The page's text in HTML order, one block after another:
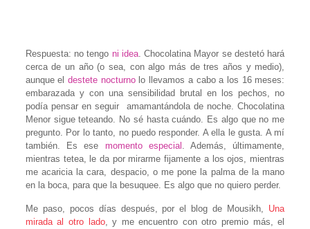
Respuesta: no tengo ni idea. Chocolatina Mayor se destetó hará
cerca de un año (o sea, con algo más de tres años y medio),
aunque eldestete nocturnolo llevamos a cabo a los 16 meses:
embarazada y con una sensibilidad brutal en los pechos, no
podía pensar en seguir amamantándola de noche. Chocolatina
Menor sigue teteando. No sé hasta cuándo. Es algo que no me
pregunto. Por lo tanto, no puedo responder. A ella le gusta. A mí
también. Es ese momento especial . Además, últimamente,
mientras tetea, le da por mirarme fijamente a los ojos, mientras
me acaricia la cara, despacio, o me pone la palma de la mano
en la boca, para que la besuquee. Es algo que no quiero perder.
Me paso, pocos días después, por el blog de Mousikh, Una
mirada al otro lado, y me encuentro con otro premio más, el